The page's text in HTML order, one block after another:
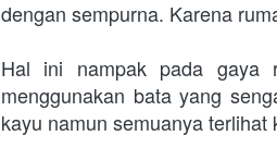
dengan sempurna. Karena
Hal ini nampak pada gaya
menggunakan bata yang
kayu namun semuanya